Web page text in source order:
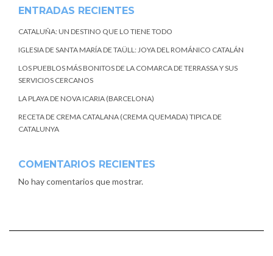
ENTRADAS RECIENTES
CATALUÑA: UN DESTINO QUE LO TIENE TODO
IGLESIA DE SANTA MARÍA DE TAÜLL: JOYA DEL ROMÁNICO CATALÁN
LOS PUEBLOS MÁS BONITOS DE LA COMARCA DE TERRASSA Y SUS
SERVICIOS CERCANOS
LA PLAYA DE NOVA ICARIA (BARCELONA)
RECETA DE CREMA CATALANA (CREMA QUEMADA) TIPICA DE
CATALUNYA
COMENTARIOS RECIENTES
No hay comentarios que mostrar.